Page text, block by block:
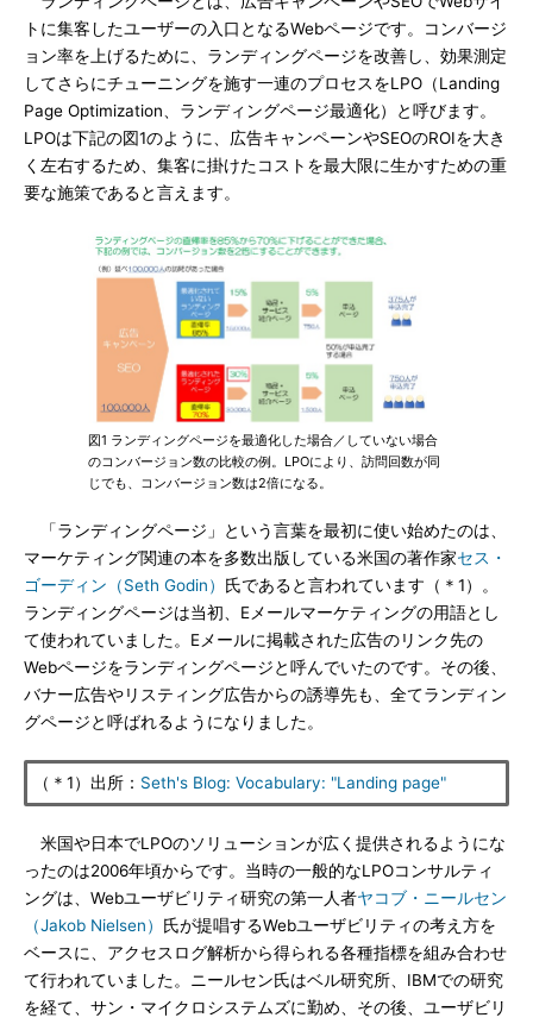
トに集客したユーザーの入口となるWebページです。コンバージ
ョン率を上げるために、ランディングページを改善し、効果測定
してさらにチューニングを施す一連のプロセスをLPO（Landing
Page Optimization、ランディングページ最適化）と呼びます。
LPOは下記の図1のように、広告キャンペーンやSEOのROIを大き
く左右するため、集客に掛けたコストを最大限に生かすための重
要な施策であると言えます。
図1 ランディングページを最適化した場合／していない場合
のコンバージョン数の比較の例。LPOにより、訪問回数が同
じでも、コンバージョン数は2倍になる。
「ランディングページ」という言葉を最初に使い始めたのは、
マーケティング関連の本を多数出版している米国の著作家セス・
ゴーディン（Seth Godin） 氏であると言われています（＊1）。
ランディングページは当初、Eメールマーケティングの用語とし
て使われていました。Eメールに掲載された広告のリンク先の
Webページをランディングページと呼んでいたのです。その後、
バナー広告やリスティング広告からの誘導先も、全てランディン
グページと呼ばれるようになりました。
（＊1）出所： Seth's Blog: Vocabulary: "Landing page"
米国や日本でLPOのソリューションが広く提供されるようにな
ったのは2006年頃からです。当時の一般的なLPOコンサルティ
ングは、Webユーザビリティ研究の第一人者ヤコブ・ニールセン
（Jakob Nielsen） 氏が提唱するWebユーザビリティの考え方を
ベースに、アクセスログ解析から得られる各種指標を組み合わせ
て行われていました。ニールセン氏はベル研究所、IBMでの研究
を経て、サン・マイクロシステムズに勤め、その後、ユーザビリ